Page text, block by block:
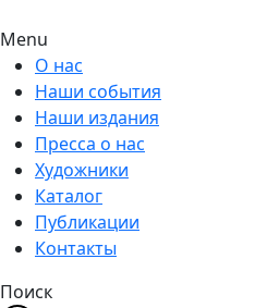
Menu
О нас
Наши события
Наши издания
Пресса о нас
Художники
Каталог
Публикации
Контакты
Поиск